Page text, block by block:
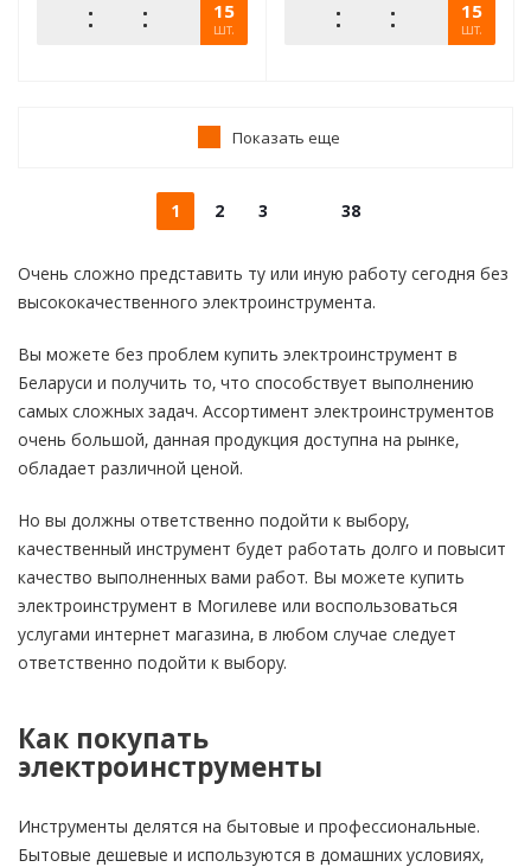
15
шт.
15
шт.
Показать еще
1 2 3 38
Очень сложно представить ту или иную работу сегодня без
высококачественного электроинструмента.
Вы можете без проблем купить электроинструмент в
Беларуси и получить то, что способствует выполнению
самых сложных задач. Ассортимент электроинструментов
очень большой, данная продукция доступна на рынке,
обладает различной ценой.
Но вы должны ответственно подойти к выбору,
качественный инструмент будет работать долго и повысит
качество выполненных вами работ. Вы можете купить
электроинструмент в Могилеве или воспользоваться
услугами интернет магазина, в любом случае следует
ответственно подойти к выбору.
Как покупать
электроинструменты
Инструменты делятся на бытовые и профессиональные.
Бытовые дешевые и используются в домашних условиях,